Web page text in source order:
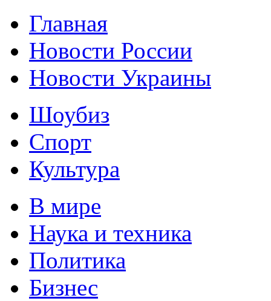
Главная
Новости России
Новости Украины
Шоубиз
Спорт
Культура
В мире
Наука и техника
Политика
Бизнес